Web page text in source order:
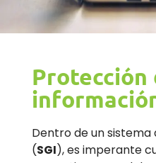
Protección
Dentro de un
(SGI), es imperante